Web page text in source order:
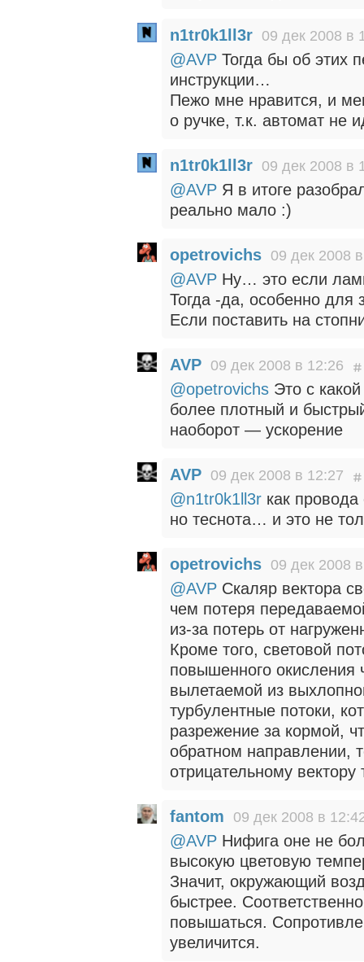
n1tr0k1ll3r 09 дек 2008 в
@AVP Тогда бы об этих
инструкции…
Пежо мне нравится, и
о ручке, т.к. автомат не
n1tr0k1ll3r 09 дек 2008 в
@AVP Я в итоге
реально мало :)
opetrovichs 09 дек 2008
@AVP Ну… это если
Тогда -да, особенно для
Если поставить на
AVP 09 дек 2008 в 12:26
@opetrovichs Это с
более плотный и
наоборот — ускорение
AVP 09 дек 2008 в 12:27
@n1tr0k1ll3r как
но теснота… и это не
opetrovichs 09 дек 2008
@AVP Скаляр вектора
чем потеря
из-за потерь от
Кроме того, световой
повышенного окисления
вылетаемой из
турбулентные потоки,
разрежение за кормой,
обратном направлении,
отрицательному вектору
fantom 09 дек 2008 в
@AVP Нифига оне не
высокую цветовую
Значит, окружающий
быстрее.
повышаться.
увеличится.